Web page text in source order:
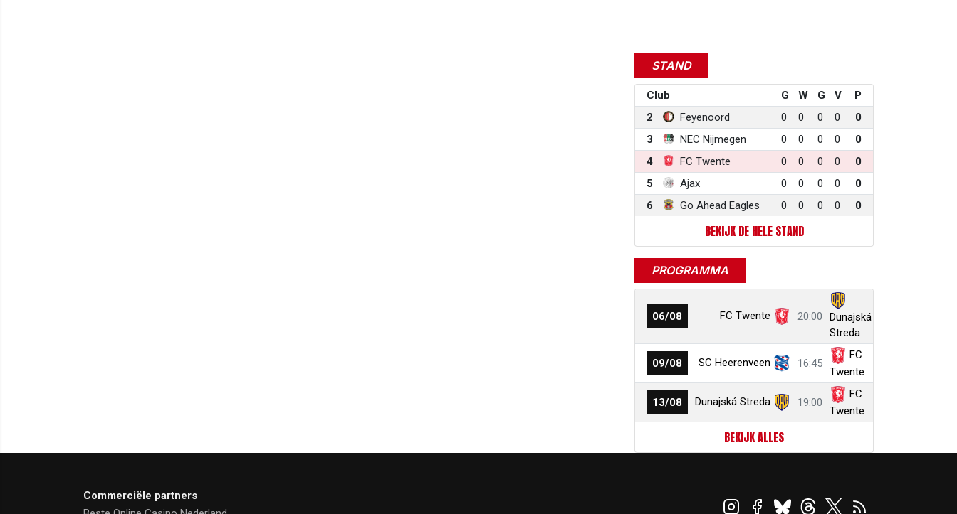
STAND
Club G W G V
P
2
Feyenoord 0 0 0 0
0
3
NEC Nijmegen 0 0 0 0
0
4
FC Twente 0 0 0 0
0
5
Ajax 0 0 0 0
0
6
Go Ahead Eagles 0 0 0 0 0
BEKIJK DE HELE STAND
PROGRAMMA
06/08 FC Twente 20:00
Dunajská
Streda
09/08 SC Heerenveen 16:45
FC
Twente
13/08 Dunajská Streda 19:00
FC
Twente
BEKIJK ALLES
Commerciële partners